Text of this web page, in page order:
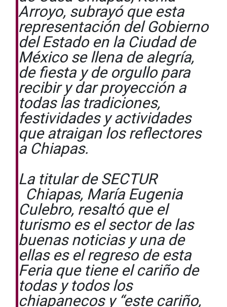
Arroyo, subrayó que esta
representación del Gobierno
del Estado en la Ciudad de
México se llena de alegría,
de fiesta y de orgullo para
recibir y dar proyección a
todas las tradiciones,
festividades y actividades
que atraigan los reflectores
a Chiapas.
La titular de SECTUR
Chiapas, María Eugenia
Culebro, resaltó que el
turismo es el sector de las
buenas noticias y una de
ellas es el regreso de esta
Feria que tiene el cariño de
todas y todos los
chiapanecos y “este cariño,